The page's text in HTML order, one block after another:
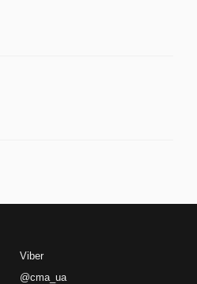
Viber
@cma_ua